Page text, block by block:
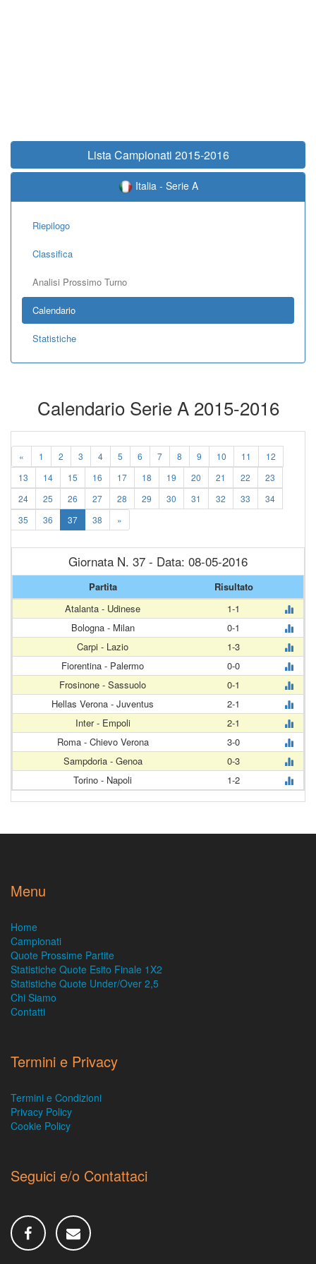
Lista Campionati 2015-2016
Italia - Serie A
Riepilogo
Classifica
Analisi Prossimo Turno
Calendario
Statistiche
Calendario Serie A 2015-2016
« 1 2 3 4 5 6 7 8 9 10 11
12
13
14 15 16 17 18 19 20 21 22
23
24
25 26 27 28 29 30 31 32 33
34
35
36 37 38 »
Giornata N. 37 - Data: 08-05-2016
Partita
Risultato
Atalanta - Udinese
1-1
Bologna - Milan
0-1
Carpi - Lazio
1-3
Fiorentina - Palermo
0-0
Frosinone - Sassuolo
0-1
Hellas Verona - Juventus
2-1
Inter - Empoli
2-1
Roma - Chievo Verona
3-0
Sampdoria - Genoa
0-3
Torino - Napoli
1-2
Menu
Home
Campionati
Quote Prossime Partite
Statistiche Quote Esito Finale 1X2
Statistiche Quote Under/Over 2,5
Chi Siamo
Contatti
Termini e Privacy
Termini e Condizioni
Privacy Policy
Cookie Policy
Seguici e/o Contattaci